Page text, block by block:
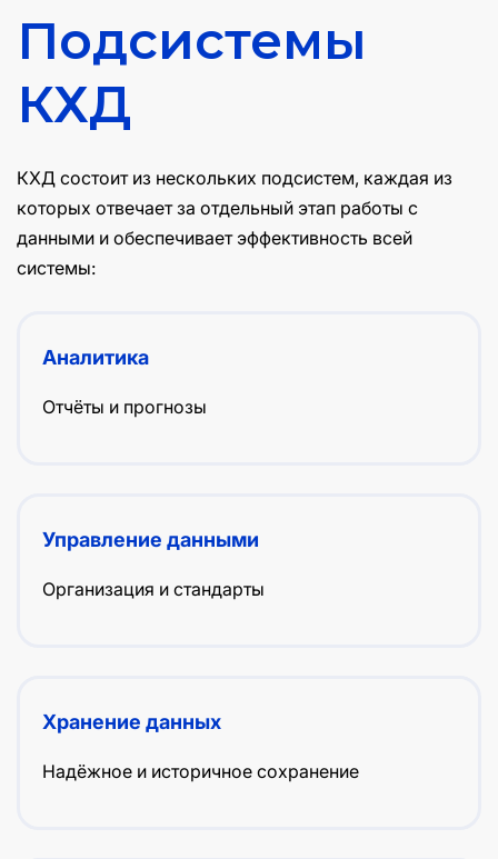
Подсистемы
КХД
КХД состоит из нескольких подсистем, каждая из
которых отвечает за отдельный этап работы с
данными и обеспечивает эффективность всей
системы:
Аналитика
Отчёты и прогнозы
Управление данными
Организация и стандарты
Хранение данных
Надёжное и историчное сохранение